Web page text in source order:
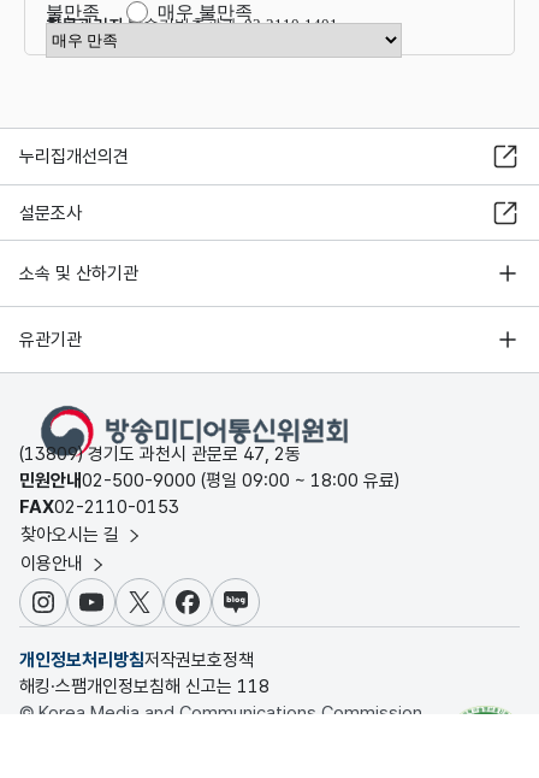
불만족
매우 불만족
만족도 점수 선택
항목관리자방송기반총괄과 02-2110-1401
누리집개선의견
설문조사
소속 및 산하기관
유관기관
(13809) 경기도 과천시 관문로 47, 2동
민원안내02-500-9000 (평일 09:00 ~ 18:00 유료)
FAX02-2110-0153
찾아오시는 길
이용안내
인스타그램
유튜브X 페이스북
블로그
개인정보처리방침저작권보호정책
해킹·스팸개인정보침해 신고는 118
© Korea Media and Communications Commission.